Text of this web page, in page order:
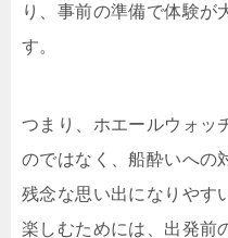
り、事前の準備で体験が
す。
つまり、ホエールウォッ
のではなく、船酔いへの
残念な思い出になりやす
楽しむためには、出発前